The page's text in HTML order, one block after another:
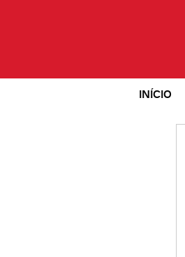
INÍCIO